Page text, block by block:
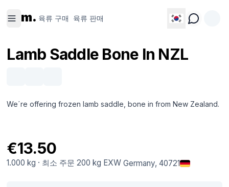
m. 육류 구매 육류 판매
매
매
Lamb Saddle Bone In NZL
We´re offering frozen lamb saddle, bone in from New Zealand.
€13.50
1.000 kg · 최소 주문 200 kg EXW Germany, 40721